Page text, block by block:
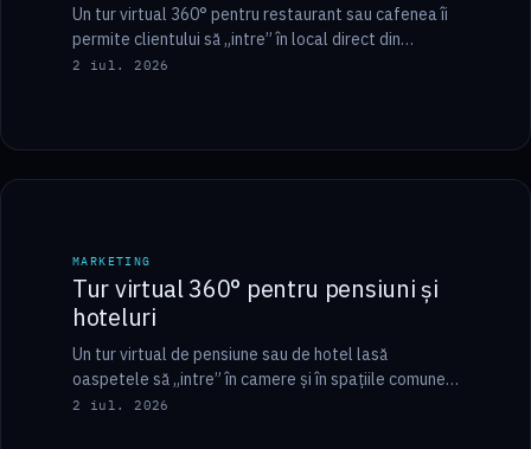
Un tur virtual 360° pentru restaurant sau cafenea îi
permite clientului să „intre” în local direct din
Google sau de pe site…
2 iul. 2026
9 min
MARKETING
Tur virtual 360° pentru pensiuni și
hoteluri
Un tur virtual de pensiune sau de hotel lasă
oaspetele să „intre” în camere și în spațiile comune
direct din browser, înainte…
2 iul. 2026